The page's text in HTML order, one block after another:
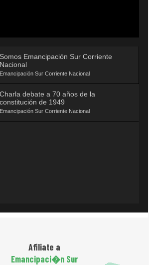
Somos Emancipación Sur Corriente
Nacional
Emancipación Sur Corriente Nacional
Charla debate a 70 años de la
constitución de 1949
Emancipación Sur Corriente Nacional
Afiliate a
Emancipaci�n Sur